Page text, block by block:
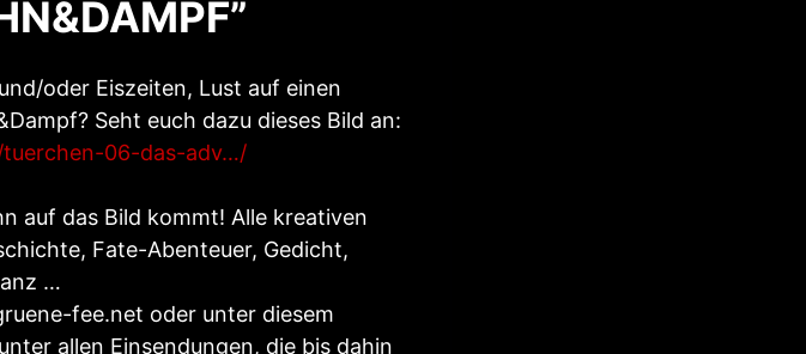
oder Eiszeiten, Lust auf einen
Seht euch dazu dieses Bild an:
06-das-adv…/
auf das Bild kommt! Alle kreativen
Fate-Abenteuer, Gedicht,
…
fee.net oder unter diesem
allen Einsendungen, die bis dahin